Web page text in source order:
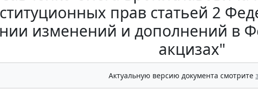
прав статьей 2
изменений и дополнений в
акцизах"
Актуальную версию документа смотрите